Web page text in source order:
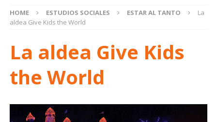
HOME ESTUDIOS SOCIALES ESTAR AL TANTO
La
aldea Give Kids the World
La aldea Give Kids
the World